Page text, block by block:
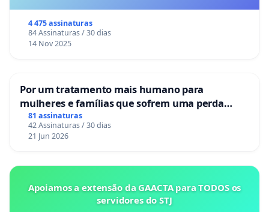
4 475 assinaturas
84 Assinaturas / 30 dias
14 Nov 2025
Por um tratamento mais humano para
mulheres e famílias que sofrem uma perda
gestacional nos hospitais portugueses
81 assinaturas
42 Assinaturas / 30 dias
21 Jun 2026
Apoiamos a extensão da GAACTA para TODOS os
servidores do STJ